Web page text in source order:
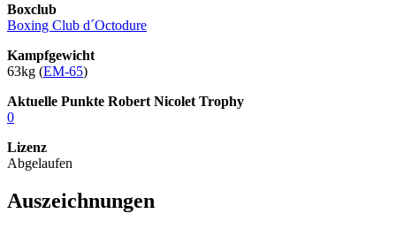
Boxclub
Boxing Club d´Octodure
Kampfgewicht
63kg (EM-65)
Aktuelle Punkte Robert Nicolet Trophy
0
Lizenz
Abgelaufen
Auszeichnungen